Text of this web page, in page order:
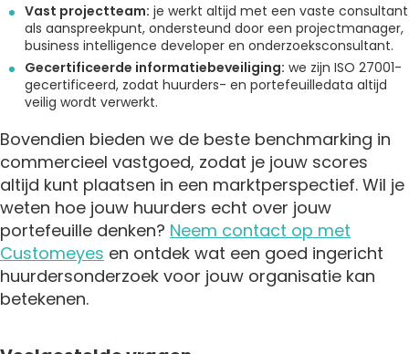
Vast projectteam: je werkt altijd met een vaste consultant
als aanspreekpunt, ondersteund door een projectmanager,
business intelligence developer en onderzoeksconsultant.
Gecertificeerde informatiebeveiliging: we zijn ISO 27001-
gecertificeerd, zodat huurders- en portefeuilledata altijd
veilig wordt verwerkt.
Bovendien bieden we de beste benchmarking in
commercieel vastgoed, zodat je jouw scores
altijd kunt plaatsen in een marktperspectief. Wil je
weten hoe jouw huurders echt over jouw
portefeuille denken? Neem contact op met
Customeyes en ontdek wat een goed ingericht
huurdersonderzoek voor jouw organisatie kan
betekenen.